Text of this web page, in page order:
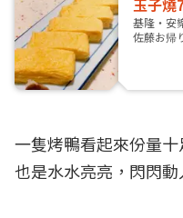
玉子燒
基隆・安
佐藤お帰
一隻烤鴨看起來份量
也是水水亮亮，閃閃